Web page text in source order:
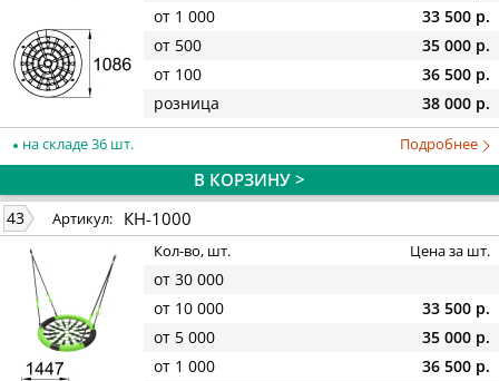
от 1 000
33 500 р.
от 500
35 000 р.
от 100
36 500 р.
розница
38 000 р.
на складе 36 шт. Подробнее
В КОРЗИНУ >
43 Артикул: КН-1000
Кол-во, шт. Цена за шт.
от 30 000
от 10 000
33 500 р.
от 5 000
35 000 р.
от 1 000
36 500 р.